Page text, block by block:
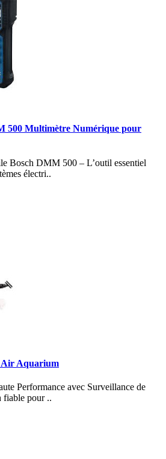
500 Multimètre Numérique pour
Bosch DMM 500 – L’outil essentiel
électri..
Air Aquarium
Performance avec Surveillance de
fiable pour ..